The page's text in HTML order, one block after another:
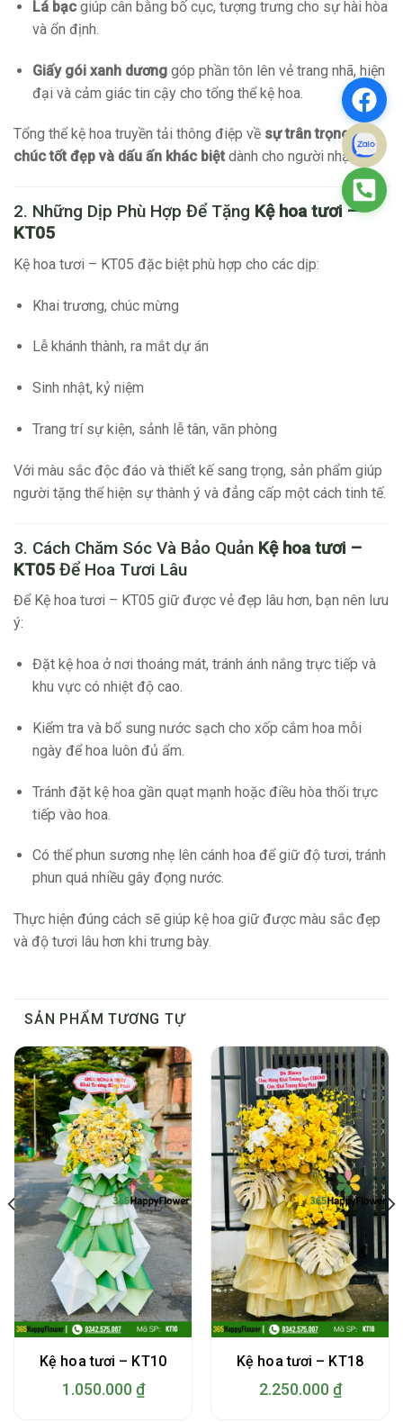
Lá bạcgiúp cân bằng bố cục, tượng trưng cho sự hài hòa
và ổn định.
Giấy gói xanh dươnggóp phần tôn lên vẻ trang nhã, hiện
đại và cảm giác tin cậy cho tổng thể kệ hoa.
Tổng thể kệ hoa truyền tải thông điệp về sự trân trọng, lời
chúc tốt đẹp và dấu ấn khác biệt dành cho người nhận.
2. Những Dịp Phù Hợp Để Tặng Kệ hoa tươi –
KT05
Kệ hoa tươi – KT05 đặc biệt phù hợp cho các dịp:
Khai trương, chúc mừng
Lễ khánh thành, ra mắt dự án
Sinh nhật, kỷ niệm
Trang trí sự kiện, sảnh lễ tân, văn phòng
Với màu sắc độc đáo và thiết kế sang trọng, sản phẩm giúp
người tặng thể hiện sự thành ý và đẳng cấp một cách tinh tế.
3. Cách Chăm Sóc Và Bảo Quản Kệ hoa tươi –
KT05 Để Hoa Tươi Lâu
Để Kệ hoa tươi – KT05 giữ được vẻ đẹp lâu hơn, bạn nên lưu
ý:
Đặt kệ hoa ở nơi thoáng mát, tránh ánh nắng trực tiếp và
khu vực có nhiệt độ cao.
Kiểm tra và bổ sung nước sạch cho xốp cắm hoa mỗi
ngày để hoa luôn đủ ẩm.
Tránh đặt kệ hoa gần quạt mạnh hoặc điều hòa thổi trực
tiếp vào hoa.
Có thể phun sương nhẹ lên cánh hoa để giữ độ tươi, tránh
phun quá nhiều gây đọng nước.
Thực hiện đúng cách sẽ giúp kệ hoa giữ được màu sắc đẹp
và độ tươi lâu hơn khi trưng bày.
SẢN PHẨM TƯƠNG TỰ
Kệ hoa tươi – KT10
1.050.000 ₫
Kệ hoa tươi – KT18
2.250.000 ₫